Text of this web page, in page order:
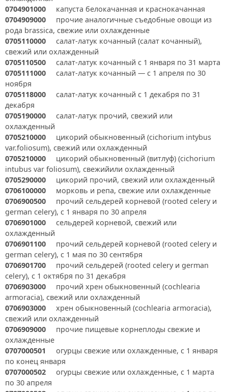
0704901000 капуста белокачанная и краснокачанная
0704909000 прочие аналогичные съедобные овощи из
рода brassica, свежие или охлажденные
0705110000 салат-латук кочанный (салат кочанный),
свежий или охлажденный
0705110500 салат-латук кочанный с 1 января по 31 марта
0705111000 салат-латук кочанный — с 1 апреля по 30
ноября
0705118000 салат-латук кочанный с 1 декабря по 31
декабря
0705190000 салат-латук прочий, свежий или
охлажденный
0705210000 цикорий обыкновенный (cichorium intybus
var.foliosum), свежий или охлажденный
0705210000 цикорий обыкновенный (витлуф) (cichorium
intubus var foliosum), свежийили охлажденный
0705290000 цикорий прочий, свежий или охлажденный
0706100000 морковь и репа, свежие или охлажденные
0706900500 прочий сельдерей корневой (rooted celery и
german celery), с 1 января по 30 апреля
0706901000 сельдерей корневой, свежий или
охлажденный
0706901100 прочий сельдерей корневой (rooted celery и
german celery), с 1 мая по 30 сентября
0706901700 прочий сельдерей (rooted celery и german
celery), с 1 октября по 31 декабря
0706903000 прочий хрен обыкновенный (cochlearia
armoracia), свежий или охлажденный
0706903000 хрен обыкновенный (cochlearia armoracia),
свежий или охлажденный
0706909000 прочие пищевые корнеплоды свежие и
охлажденные
0707000501
огурцы свежие или охлажденные, с 1 января
по конец января
0707000502 огурцы свежие или охлажденные, с 1 марта
по 30 апреля